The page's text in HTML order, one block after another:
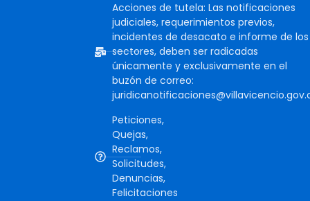
Acciones de tutela: Las notificaciones
judiciales, requerimientos previos,
incidentes de desacato e informe de los
sectores, deben ser radicadas
únicamente y exclusivamente en el
buzón de correo:
Peticiones,
Quejas,
Reclamos,
Solicitudes,
Denuncias,
Felicitaciones